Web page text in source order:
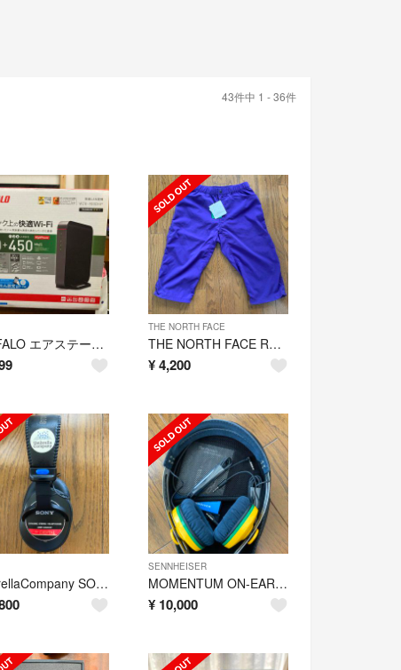
43件中 1 - 36件
BUFFALO エアステーション WZR-900DHP
THE NORTH FACE
THE NORTH FACE REMEX 3/4 PANT
¥4,200
UmbrellaCompany SONY MDR-CD900ST BTL-MOD
SENNHEISER
MOMENTUM ON-EAR SAMBA SENNHEISER ゼンハイザー
¥ 10,000